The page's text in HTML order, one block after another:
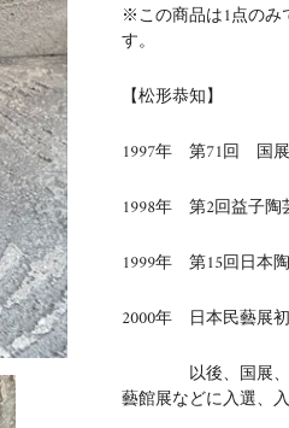
※この商品は1点のみ
す。
【松形恭知】
1997年 第71回 国
1998年 第2回益子陶
1999年 第15回日本
2000年 日本民藝展
以後、国展、益
藝館展などに入選、